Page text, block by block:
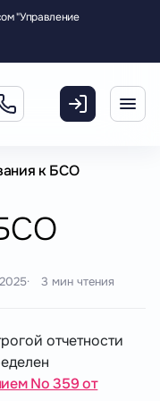
"Управление
к БСО
3 мин чтения
отчетности
No 359 от